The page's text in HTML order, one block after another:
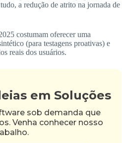
a redução de atrito na jornada de
costumam oferecer uma
(para testagens proativas) e
reais dos usuários.
em Soluções
sob demanda que
Venha conhecer nosso